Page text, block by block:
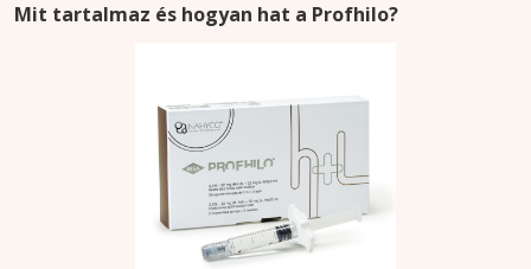
Mit tartalmaz és hogyan hat a Profhilo?